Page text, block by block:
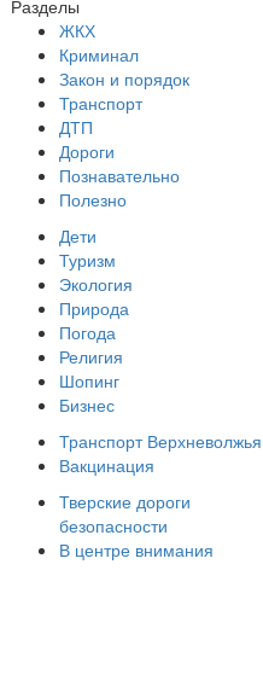
Разделы
ЖКХ
Криминал
Закон и порядок
Транспорт
ДТП
Дороги
Познавательно
Полезно
Дети
Туризм
Экология
Природа
Погода
Религия
Шопинг
Бизнес
Транспорт Верхневолжья
Вакцинация
Тверские дороги
безопасности
В центре внимания